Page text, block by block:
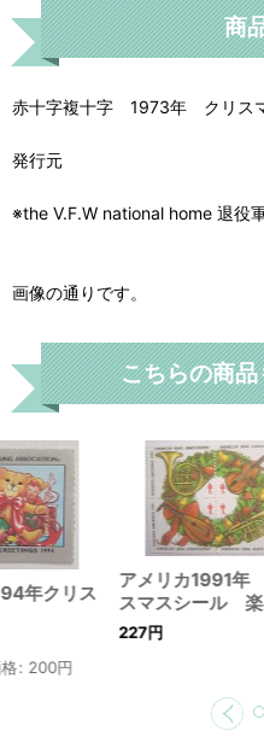
商
赤十字複十字 1973年 クリス
発行元
※the V.F.W national home 退役
画像の通りです。
こちらの商
年クリス
: 200円
アメリカ1991年
スマスシール
227円